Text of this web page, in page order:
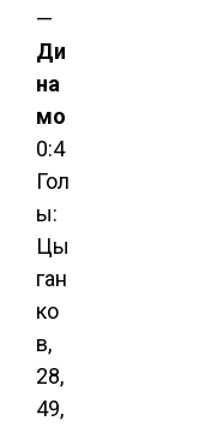
—
Ди
на
мо
0:4
Гол
ы:
Цы
ган
ко
в,
28,
49,